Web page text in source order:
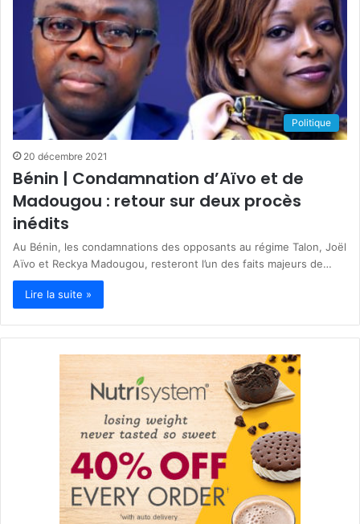
Politique
20 décembre 2021
Bénin | Condamnation d’Aïvo et de
Madougou : retour sur deux procès
inédits
Au Bénin, les condamnations des opposants au régime Talon, Joël
Aïvo et Reckya Madougou, resteront l’un des faits majeurs de…
Lire la suite »